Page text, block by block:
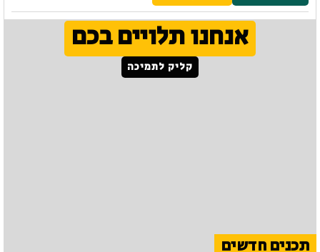
אנחנו תלויים בכם
קליק לתמיכה
תכנים חדשים